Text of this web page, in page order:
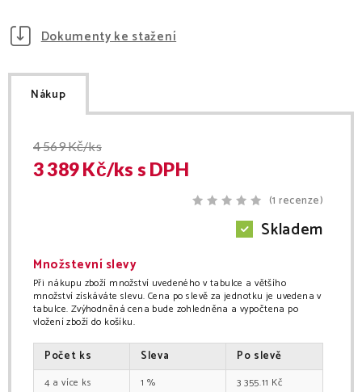
Dokumenty ke stažení
Nákup
4 569Kč/ks
3 389Kč/ks s DPH
(1 recenze)
Skladem
Množstevní slevy
Při nákupu zboží množství uvedeného v tabulce a většího
množství získáváte slevu. Cena po slevě za jednotku je uvedena v
tabulce. Zvýhodněná cena bude zohledněna a vypočtena po
vložení zboží do košíku.
Počet ks Sleva Po slevě
4 ks 1 % 3 355.11 Kč